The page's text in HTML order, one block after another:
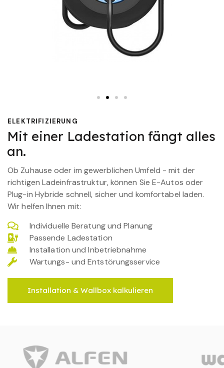
ELEKTRIFIZIERUNG
Mit einer Ladestation fängt alles
an.
Ob Zuhause oder im gewerblichen Umfeld - mit der
richtigen Ladeinfrastruktur, können Sie E-Autos oder
Plug-in Hybride schnell, sicher und komfortabel laden.
Wir helfen Ihnen mit:
Individuelle Beratung und Planung
Passende Ladestation
Installation und Inbetriebnahme
Wartungs- und Entstörungsservice
Installation & Wallbox kalkulieren